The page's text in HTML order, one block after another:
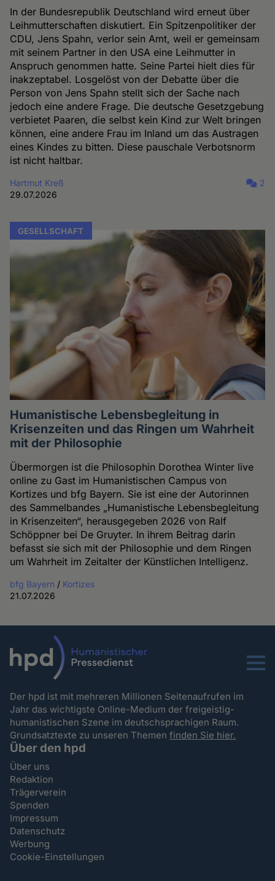
In der Bundesrepublik Deutschland wird erneut über
Leihmutterschaften diskutiert. Ein Spitzenpolitiker der
CDU, Jens Spahn, verlor sein Amt, weil er gemeinsam
mit seinem Partner in den USA eine Leihmutter in
Anspruch genommen hatte. Seine Partei hielt dies für
inakzeptabel. Losgelöst von der Debatte über die
Person von Jens Spahn stellt sich der Sache nach
jedoch eine andere Frage. Die deutsche Gesetzgebung
verbietet Paaren, die selbst kein Kind zur Welt bringen
können, eine andere Frau im Inland um das Austragen
eines Kindes zu bitten. Diese pauschale Verbotsnorm
ist nicht haltbar.
Hartmut Kreß
29.07.2026
2
GESELLSCHAFT
Humanistische Lebensbegleitung in
Krisenzeiten und das Ringen um Wahrheit
mit der Philosophie
Übermorgen ist die Philosophin Dorothea Winter live
online zu Gast im Humanistischen Campus von
Kortizes und bfg Bayern. Sie ist eine der Autorinnen
des Sammelbandes „Humanistische Lebensbegleitung
in Krisenzeiten“, herausgegeben 2026 von Ralf
Schöppner bei De Gruyter. In ihrem Beitrag darin
befasst sie sich mit der Philosophie und dem Ringen
um Wahrheit im Zeitalter der Künstlichen Intelligenz.
bfg Bayern / Kortizes
21.07.2026
Menu
Der hpd ist mit mehreren Millionen Seitenaufrufen im
Jahr das wichtigste Online-Medium der freigeistig-
humanistischen Szene im deutschsprachigen Raum.
Grundsatztexte zu unseren Themenfinden Sie hier.
Über den hpd
Über uns
Redaktion
Trägerverein
Spenden
Impressum
Datenschutz
Werbung
Cookie-Einstellungen